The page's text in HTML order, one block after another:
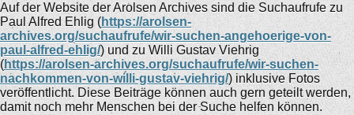
Auf der Website der Arolsen Archives sind die Suchaufrufe zu
Paul Alfred Ehlig (https://arolsen-
archives.org/suchaufrufe/wir-suchen-angehoerige-von-
paul-alfred-ehlig/) und zu Willi Gustav Viehrig
(https://arolsen-archives.org/suchaufrufe/wir-suchen-
nachkommen-von-willi-gustav-viehrig/) inklusive Fotos
veröffentlicht. Diese Beiträge können auch gern geteilt werden,
damit noch mehr Menschen bei der Suche helfen können.